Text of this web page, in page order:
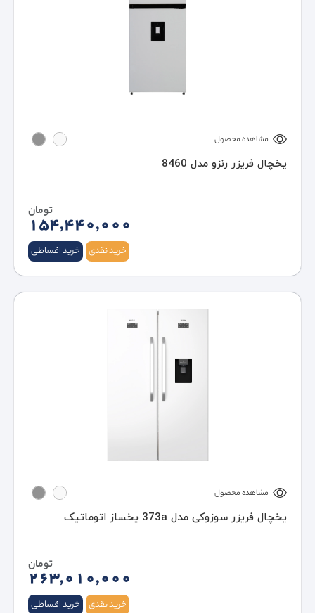
مشاهده محصول
یخچال فریزر رنزو مدل 8460
154,440,000
تومان
خرید نقدی خرید اقساطی
مشاهده محصول
یخچال فریزر سوزوکی مدل 373a یخساز اتوماتیک
263,010,000
تومان
خرید نقدی خرید اقساطی